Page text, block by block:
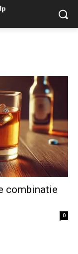
combinatie
0